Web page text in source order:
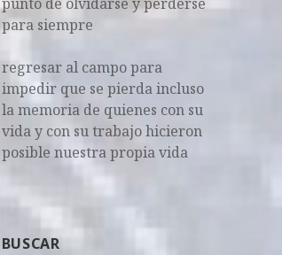
para siempre
regresar al campo para
impedir que se pierda incluso
la memoria de quienes con su
vida y con su trabajo hicieron
posible nuestra propia vida
BUSCAR